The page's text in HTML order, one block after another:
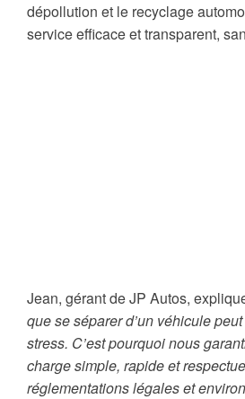
dépollution et le recyclage
service efficace et transparent,
Jean, gérant de JP Autos,
que se séparer d’un véhicule
stress. C’est pourquoi nous
charge simple, rapide et
réglementations légales et